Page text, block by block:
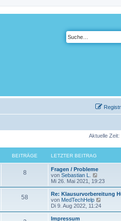
Aktuelle Zeit:
BEITRÄGE LETZTER BEITRAG
8
Fragen / Probleme
von Sebastian L.
e
u
e
s
t
Mi 26. Mai 2021, 19:23
58
Re: Klausurvorbereitung
von MedTechHelp
u
Di 9. Aug 2022, 11:24
Impressum